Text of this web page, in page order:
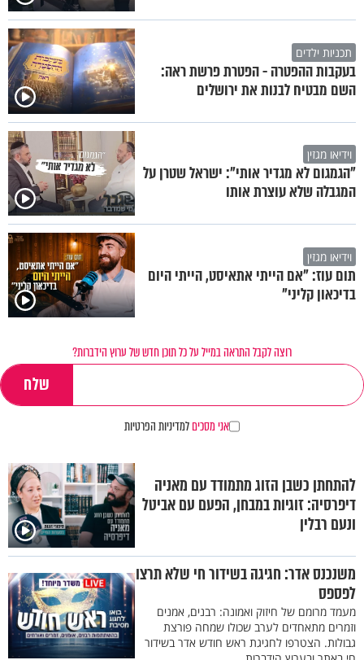
תכניות ילדים
בעקבות ההפטרה - הפטרת פרשת ראה:
השם מבטיח לבנות את ירושלים
וידיאו מגזין
"הגמגום לא מגדיר אותי": ישראל שטרן על
המגבלה שלא עוצרת אותו
וידיאו מגזין
תום עוז: "אם הייתי אתאיסט, הייתי היום
בדיכאון קליני"
רוצה לקבל התראה במייל על כל תוכן חדש של ערוץ הידברות?
אני מסכיםלמדיניות הפרטיות
להתחתן כשבן הזוג מתמודד עם מאניה
דיפרסיה: זוגיות במבחן, הפעם עם אביטל
ונעם רבלין
משנכנס אדר: חגיגה בשידור חי שלא תרצו
לפספס
מעמד מרומם של חיזוק ואמונה: רבנים, אמנים
וזמרים מתאחדים לערב שכולו שמחה פורצת
גבולות. הצטרפו לחגיגת ראש חודש אדר בשידור